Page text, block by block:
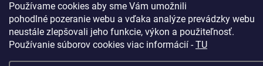
Používame cookies aby sme Vám umožnili
pohodlné pozeranie webu a vďaka analýze prevádzky webu
neustále zlepšovali jeho funkcie, výkon a použiteľnosť.
Používanie súborov cookies viac informácií -TU